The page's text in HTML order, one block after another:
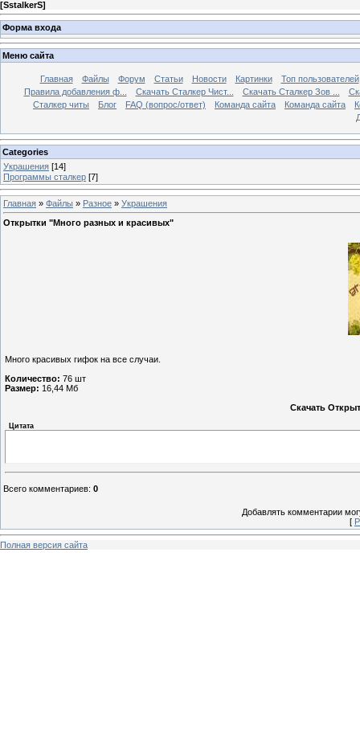
[SstalkerS]
Форма входа
Меню сайта
Главная Файлы Форум Статьи Новости Картинки
Топ пользователей
Правила добавления ф...
Скачать Сталкер Чист... Скачать Сталкер Зов ...
Сталкер читы
Блог FAQ (вопрос/ответ) Команда сайта Команда сайта
Categories
Украшения [14]
Программы сталкер [7]
Главная » Файлы » Разное » Украшения
Открытки "Много разных и красивых"
Много красивых гифок на все случаи.
Количество: 76 шт
Размер: 16,44 Мб
Скачать
Цитата
Всего комментариев: 0
Добавлять комментарии
[
Полная версия сайта